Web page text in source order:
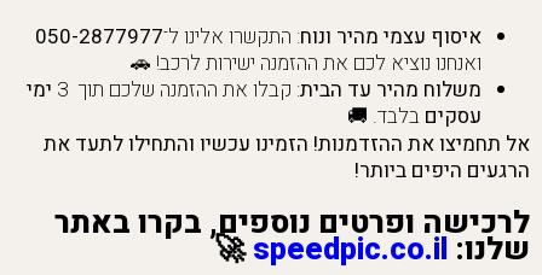
איסוף עצמי מהיר ונוח: התקשרו אלינו ל־050-2877977
ואנחנו נוציא לכם את ההזמנה ישירות לרכב! 🚗
משלוח מהיר עד הבית: קבלו את ההזמנה שלכם תוך 3
ימי
עסקים בלבד. 🚚
אל תחמיצו את ההזדמנות! הזמינו עכשיו והתחילו לתעד את
הרגעים היפים ביותר!
לרכישה ופרטים נוספים, בקרו באתר
שלנו: speedpic.co.il
🚀